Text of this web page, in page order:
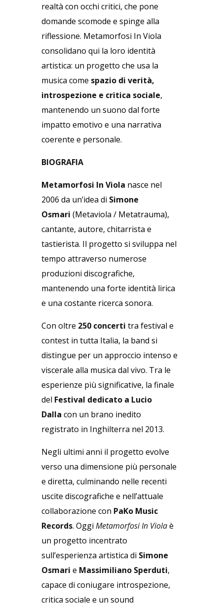
realtà con occhi critici, che pone
domande scomode e spinge alla
riflessione. Metamorfosi In Viola
consolidano qui la loro identità
artistica: un progetto che usa la
musica come spazio di verità,
introspezione e critica sociale,
mantenendo un suono dal forte
impatto emotivo e una narrativa
coerente e personale.
BIOGRAFIA
Metamorfosi In Viola nasce nel
2006 da un’idea di Simone
Osmari (Metaviola / Metatrauma),
cantante, autore, chitarrista e
tastierista. Il progetto si sviluppa nel
tempo attraverso numerose
produzioni discografiche,
mantenendo una forte identità lirica
e una costante ricerca sonora.
Con oltre 250 concerti tra festival e
contest in tutta Italia, la band si
distingue per un approccio intenso e
viscerale alla musica dal vivo. Tra le
esperienze più significative, la finale
del Festival dedicato a Lucio
Dalla con un brano inedito
registrato in Inghilterra nel 2013.
Negli ultimi anni il progetto evolve
verso una dimensione più personale
e diretta, culminando nelle recenti
uscite discografiche e nell’attuale
collaborazione con PaKo Music
Records. Oggi Metamorfosi In Violaè
un progetto incentrato
sull’esperienza artistica di Simone
Osmari e Massimiliano Sperduti,
capace di coniugare introspezione,
critica sociale e un sound